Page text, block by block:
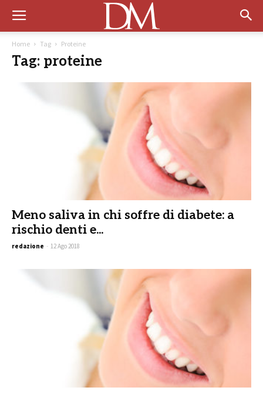
Home Tag Proteine
Tag: proteine
Meno saliva in chi soffre di diabete: a
rischio denti e...
redazione - 12 Ago 2018